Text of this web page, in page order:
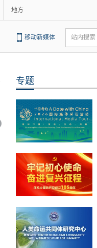
地方
移动新媒体 站内搜索
专题